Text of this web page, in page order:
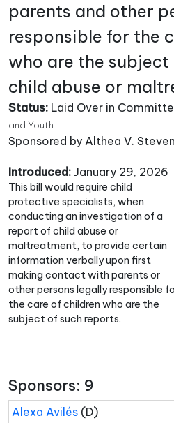
parents and other
responsible for the
who are the
child abuse or
Status: Laid Over in
and Youth
Sponsored by Althea V.
Introduced: January 29, 2026
This bill would require child
protective specialists, when
conducting an investigation of a
report of child abuse or
maltreatment, to provide certain
information verbally upon first
making contact with parents or
other persons legally responsible
the care of children who are the
subject of such reports.
Sponsors: 9
Alexa Avilés (D)